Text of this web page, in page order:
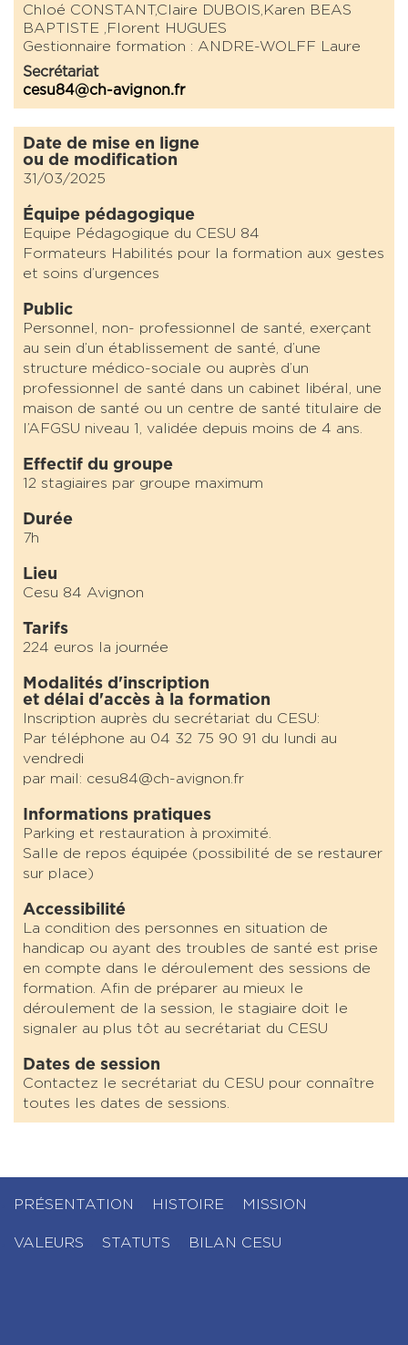
Chloé CONSTANT,Claire DUBOIS,Karen BEAS
BAPTISTE ,Florent HUGUES
Gestionnaire formation : ANDRE-WOLFF Laure
Secrétariat
cesu84@ch-avignon.fr
Date de mise en ligne
ou de modification
31/03/2025
Équipe pédagogique
Equipe Pédagogique du CESU 84
Formateurs Habilités pour la formation aux gestes
et soins d’urgences
Public
Personnel, non- professionnel de santé, exerçant
au sein d’un établissement de santé, d’une
structure médico-sociale ou auprès d’un
professionnel de santé dans un cabinet libéral, une
maison de santé ou un centre de santé titulaire de
l’AFGSU niveau 1, validée depuis moins de 4 ans.
Effectif du groupe
12 stagiaires par groupe maximum
Durée
7h
Lieu
Cesu 84 Avignon
Tarifs
224 euros la journée
Modalités d'inscription
et délai d'accès à la formation
Inscription auprès du secrétariat du CESU:
Par téléphone au 04 32 75 90 91 du lundi au
vendredi
par mail: cesu84@ch-avignon.fr
Informations pratiques
Parking et restauration à proximité.
Salle de repos équipée (possibilité de se restaurer
sur place)
Accessibilité
La condition des personnes en situation de
handicap ou ayant des troubles de santé est prise
en compte dans le déroulement des sessions de
formation. Afin de préparer au mieux le
déroulement de la session, le stagiaire doit le
signaler au plus tôt au secrétariat du CESU
Dates de session
Contactez le secrétariat du CESU pour connaître
toutes les dates de sessions.
PRÉSENTATION HISTOIRE MISSION
VALEURS STATUTS BILAN CESU